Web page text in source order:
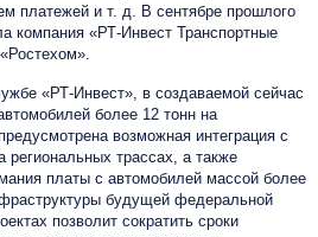
платежей и т. д. В сентябре прошлого
компания «РТ-Инвест Транспортные
«РТ-Инвест», в создаваемой сейчас
более 12 тонн на
возможная интеграция с
трассах, а также
платы с автомобилей массой более
будущей федеральной
позволит сократить сроки